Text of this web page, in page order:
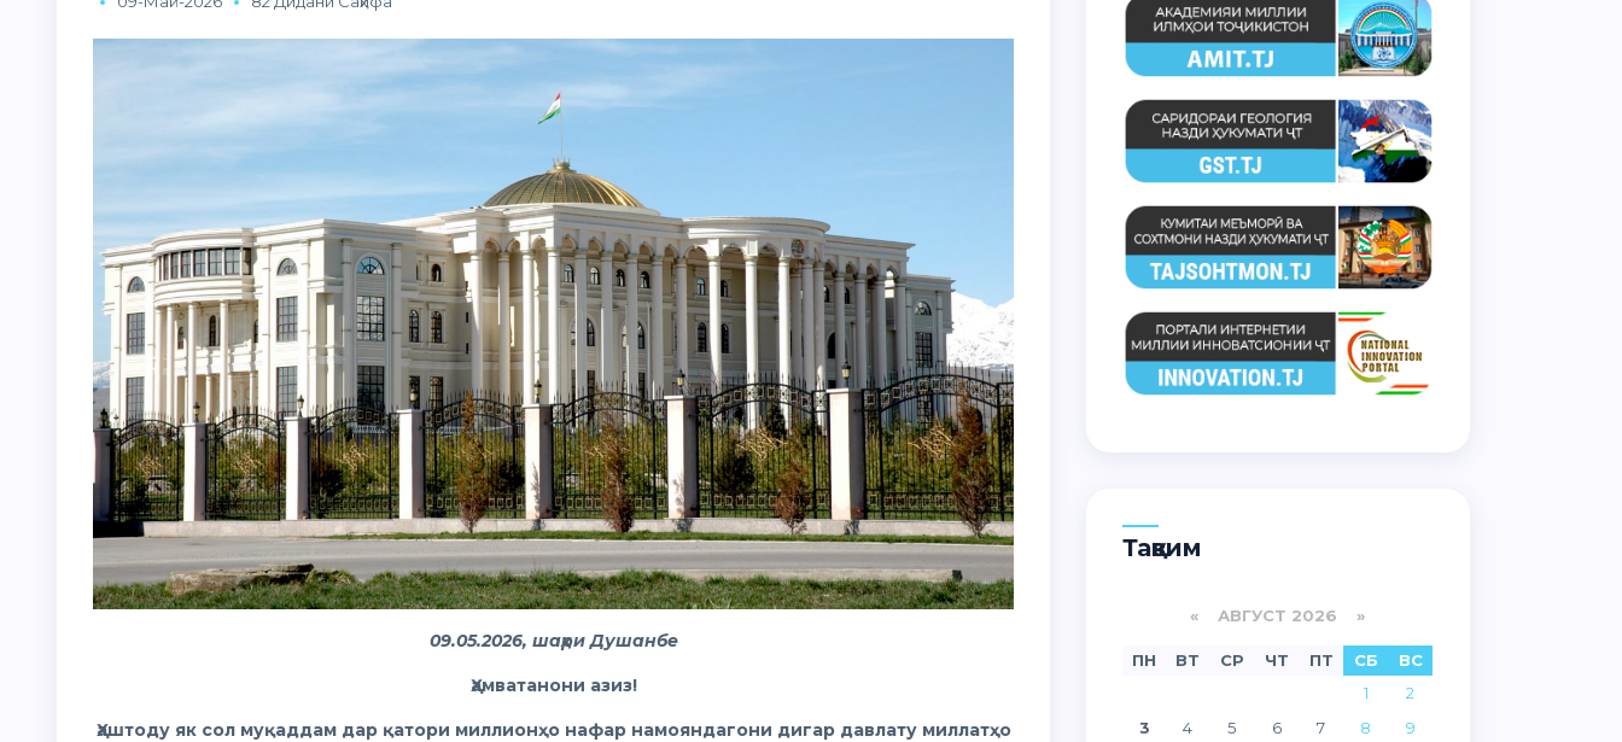
09.05.2026, шаҳри Душанбе
Ҳамватанони азиз!
Ҳаштоду як сол муқаддам дар қатори миллионҳо нафар намояндагони дигар давлату миллатҳо
Тақвим
« АВГУСТ 2026 »
ПН ВТ СР ЧТ ПТ СБ
ВС
1
2
3
4 5 6 7 8
9